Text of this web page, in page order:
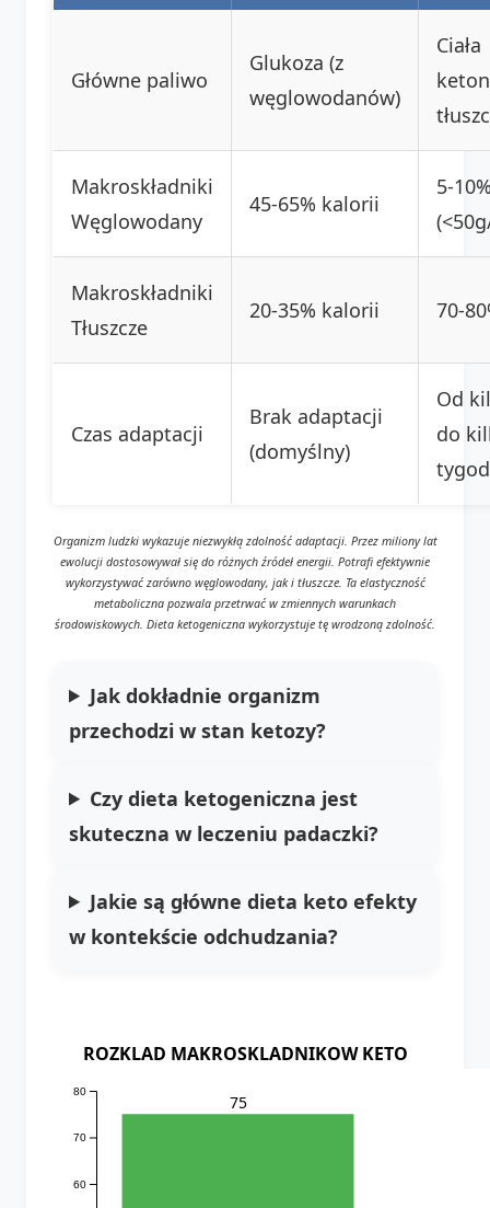
Główne paliwo
Glukoza (z
węglowodanów)
Ciała
Makroskładniki
Węglowodany
45-65% kalorii
5-
Makroskładniki
Tłuszcze
20-35% kalorii 70-
Czas adaptacji
Brak adaptacji
(domyślny)
Od
do
Organizm ludzki wykazuje niezwykłą zdolność adaptacji. Przez miliony lat
ewolucji dostosowywał się do różnych źródeł energii. Potrafi efektywnie
wykorzystywać zarówno węglowodany, jak i tłuszcze. Ta elastyczność
metaboliczna pozwala przetrwać w zmiennych warunkach
środowiskowych. Dieta ketogeniczna wykorzystuje tę wrodzoną zdolność.
Jak dokładnie organizm
przechodzi w stan ketozy?
Czy dieta ketogeniczna jest
skuteczna w leczeniu padaczki?
Jakie są głównedieta keto efekty
w kontekście odchudzania?
ROZKLAD MAKROSKLADNIKOW KETO
60
70
80
75